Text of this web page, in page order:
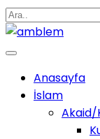
Anasayfa
İslam
Akaid/